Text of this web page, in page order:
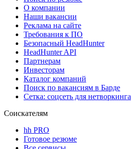
О компании
Наши вакансии
Реклама на сайте
Требования к ПО
Безопасный HeadHunter
HeadHunter API
Партнерам
Инвесторам
Каталог компаний
Поиск по вакансиям в Барде
Сетка: соцсеть для нетворкинга
Соискателям
hh PRO
Готовое резюме